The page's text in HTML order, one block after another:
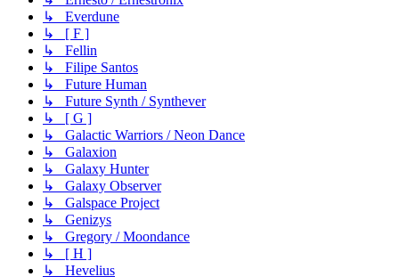
↳ Everdune
↳ [ F ]
↳ Fellin
↳ Filipe Santos
↳ Future Human
↳ Future Synth / Synthever
↳ [ G ]
↳ Galactic Warriors / Neon Dance
↳ Galaxion
↳ Galaxy Hunter
↳ Galaxy Observer
↳ Galspace Project
↳ Genizys
↳ Gregory / Moondance
↳ [ H ]
↳ Hevelius